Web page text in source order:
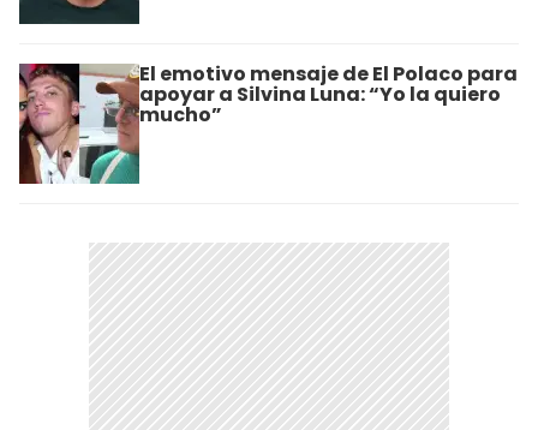
El emotivo mensaje de El Polaco para
apoyar a Silvina Luna: “Yo la quiero
mucho”